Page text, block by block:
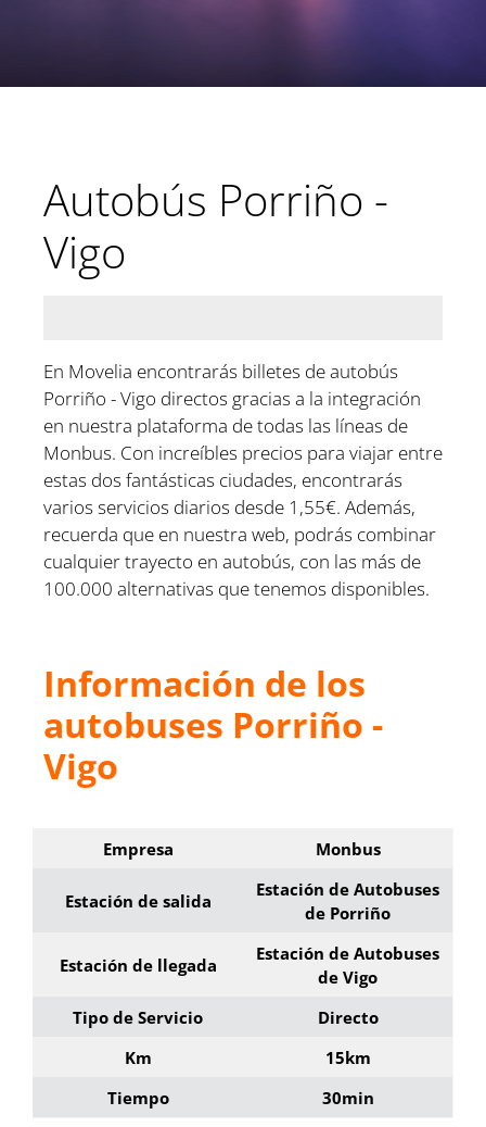
Autobús Porriño -
Vigo
En Movelia encontrarás billetes de autobús
Porriño - Vigo directos gracias a la integración
en nuestra plataforma de todas las líneas de
Monbus. Con increíbles precios para viajar entre
estas dos fantásticas ciudades, encontrarás
varios servicios diarios desde 1,55€. Además,
recuerda que en nuestra web, podrás combinar
cualquier trayecto en autobús, con las más de
100.000 alternativas que tenemos disponibles.
Información de los
autobuses Porriño -
Vigo
Empresa Monbus
Estación de salida
Estación de Autobuses
de Porriño
Estación de llegada
Estación de Autobuses
de Vigo
Tipo de Servicio
Directo
Km
15km
Tiempo
30min